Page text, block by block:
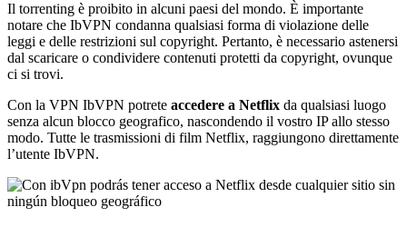
Il torrenting è proibito in alcuni paesi del mondo. È importante
notare che IbVPN condanna qualsiasi forma di violazione delle
leggi e delle restrizioni sul copyright. Pertanto, è necessario astenersi
dal scaricare o condividere contenuti protetti da copyright, ovunque
ci si trovi.
Con la VPN IbVPN potrete accedere a Netflix da qualsiasi luogo
senza alcun blocco geografico, nascondendo il vostro IP allo stesso
modo. Tutte le trasmissioni di film Netflix, raggiungono direttamente
l’utente IbVPN.